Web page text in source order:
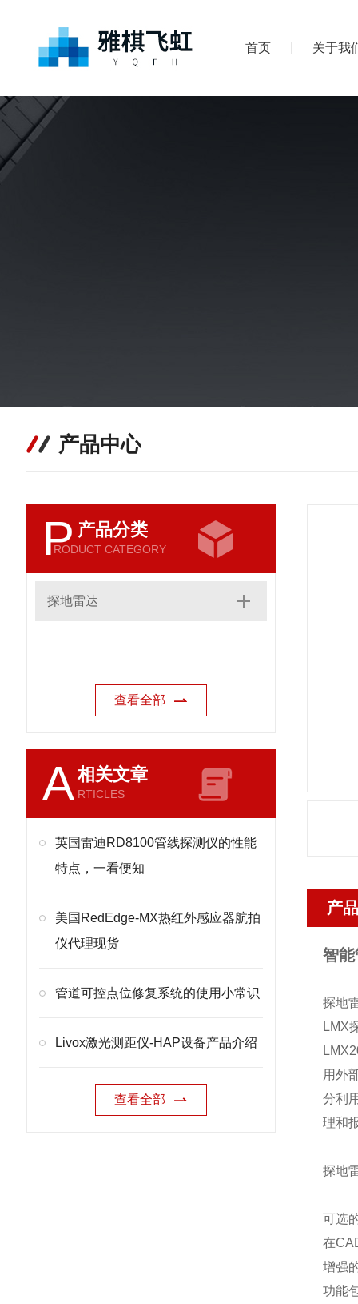
首页 关于我
产品中心
P 产品分类
RODUCT CATEGORY
探地雷达
查看全部
A相关文章
RTICLES
英国雷迪RD8100管线探测仪的性能
特点，一看便知
美国RedEdge-MX热红外感应器航拍
仪代理现货
管道可控点位修复系统的使用小常识
Livox激光测距仪-HAP设备产品介绍
查看全部
产
智
探地
LMX
用外
分利
理和
探地
可选
在
增强
功能